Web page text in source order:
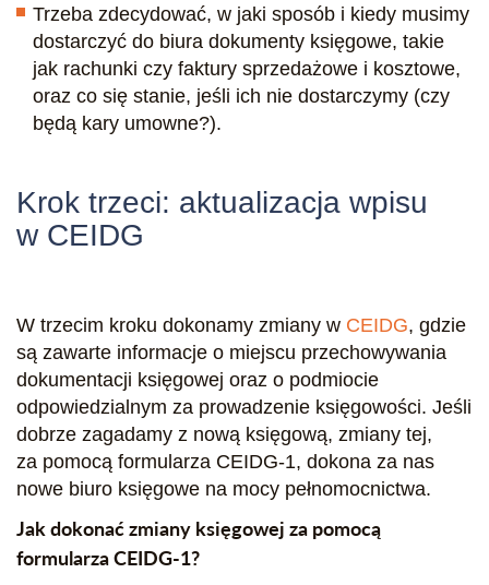
Trzeba zdecydować, w jaki sposób i kiedy musimy
dostarczyć do biura dokumenty księgowe, takie
jak rachunki czy faktury sprzedażowe i kosztowe,
oraz co się stanie, jeśli ich nie dostarczymy (czy
będą kary umowne?).
Krok trzeci: aktualizacja wpisu
w CEIDG
W trzecim kroku dokonamy zmiany w CEIDG, gdzie
są zawarte informacje o miejscu przechowywania
dokumentacji księgowej oraz o podmiocie
odpowiedzialnym za prowadzenie księgowości. Jeśli
dobrze zagadamy z nową księgową, zmiany tej,
za pomocą formularza CEIDG-1, dokona za nas
nowe biuro księgowe na mocy pełnomocnictwa.
Jak dokonać zmiany księgowej za pomocą
formularza CEIDG-1?